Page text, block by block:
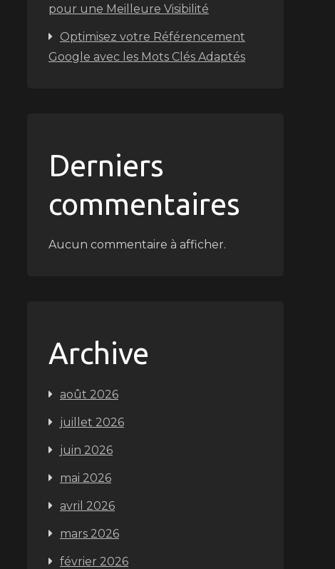
pour une Meilleure Visibilité
Optimisez votre Référencement
Google avec les Mots Clés Adaptés
Derniers
commentaires
Aucun commentaire à afficher.
Archive
août 2026
juillet 2026
juin 2026
mai 2026
avril 2026
mars 2026
février 2026